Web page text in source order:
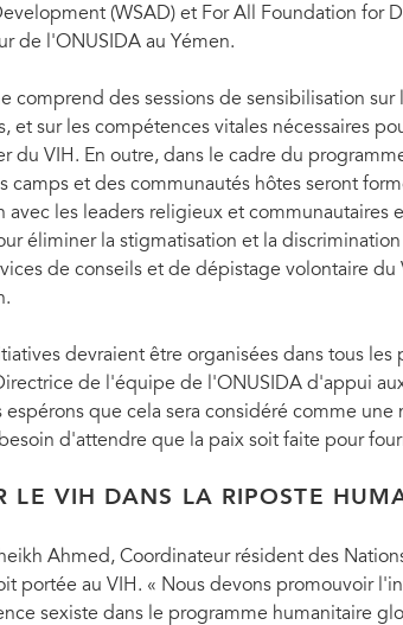
(WSAD) et For All Foundation for
de l'ONUSIDA au Yémen.
comprend des sessions de sensibilisation
et sur les compétences vitales nécessaires
du VIH. En outre, dans le cadre du
camps et des communautés hôtes seront
avec les leaders religieux et communautaires
éliminer la stigmatisation et la
de conseils et de dépistage volontaire
devraient être organisées dans tous les
de l'équipe de l'ONUSIDA d'appui
espérons que cela sera considéré comme
d'attendre que la paix soit faite pour
LE VIH DANS LA RIPOSTE
Ahmed, Coordinateur résident des
portée au VIH. « Nous devons promouvoir
sexiste dans le programme humanitaire